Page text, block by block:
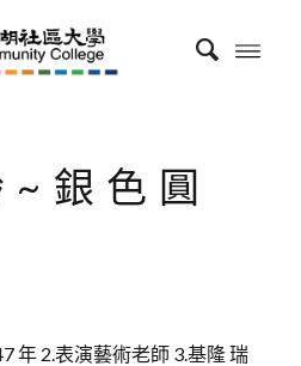
銀色圓
年 2.表演藝術老師 3.基隆 瑞